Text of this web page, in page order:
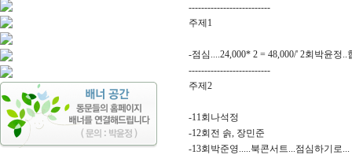
--------------------------
주제1
-점심....24,000* 2 = 48,000/' 2회박윤정..
--------------------------
주제2
-11회나석정
-12회전 솕, 장민준
-13회박준영.....북콘서트...점심하기로...